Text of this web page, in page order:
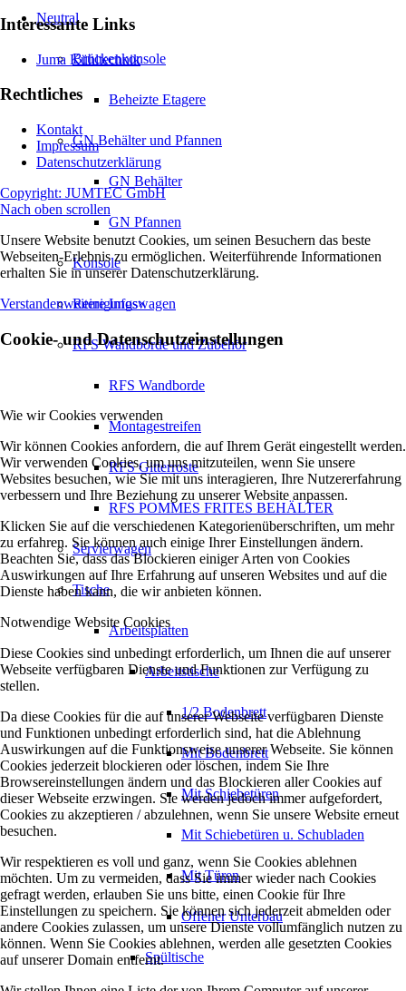
Neutral
Brückenkonsole
Beheizte Etagere
GN Behälter und Pfannen
GN Behälter
GN Pfannen
Konsole
Reinigungswagen
RFS Wandborde und Zubehör
RFS Wandborde
Montagestreifen
RFS Gitterroste
RFS POMMES FRITES BEHÄLTER
Servierwagen
Tische
Arbeitsplatten
Arbeitstische
1/2 Bodenbrett
Mit Bodenbrett
Mit Schiebetüren
Mit Schiebetüren u. Schubladen
Mit Türen
Offener Unterbau
Spültische
Interessante Links
Juma Kühltechnik
Rechtliches
Kontakt
Impressum
Datenschutzerklärung
Copyright: JUMTEC GmbH
Nach oben scrollen
Unsere Website benutzt Cookies, um seinen Besuchern das beste
Webseiten-Erlebnis zu ermöglichen. Weiterführende Informationen
erhalten Sie in unserer Datenschutzerklärung.
Verstandenweitere Infos×
Cookie- und Datenschutzeinstellungen
Wie wir Cookies verwenden
Wir können Cookies anfordern, die auf Ihrem Gerät eingestellt werden.
Wir verwenden Cookies, um uns mitzuteilen, wenn Sie unsere
Websites besuchen, wie Sie mit uns interagieren, Ihre Nutzererfahrung
verbessern und Ihre Beziehung zu unserer Website anpassen.
Klicken Sie auf die verschiedenen Kategorienüberschriften, um mehr
zu erfahren. Sie können auch einige Ihrer Einstellungen ändern.
Beachten Sie, dass das Blockieren einiger Arten von Cookies
Auswirkungen auf Ihre Erfahrung auf unseren Websites und auf die
Dienste haben kann, die wir anbieten können.
Notwendige Website Cookies
Diese Cookies sind unbedingt erforderlich, um Ihnen die auf unserer
Webseite verfügbaren Dienste und Funktionen zur Verfügung zu
stellen.
Da diese Cookies für die auf unserer Webseite verfügbaren Dienste
und Funktionen unbedingt erforderlich sind, hat die Ablehnung
Auswirkungen auf die Funktionsweise unserer Webseite. Sie können
Cookies jederzeit blockieren oder löschen, indem Sie Ihre
Browsereinstellungen ändern und das Blockieren aller Cookies auf
dieser Webseite erzwingen. Sie werden jedoch immer aufgefordert,
Cookies zu akzeptieren / abzulehnen, wenn Sie unsere Website erneut
besuchen.
Wir respektieren es voll und ganz, wenn Sie Cookies ablehnen
möchten. Um zu vermeiden, dass Sie immer wieder nach Cookies
gefragt werden, erlauben Sie uns bitte, einen Cookie für Ihre
Einstellungen zu speichern. Sie können sich jederzeit abmelden oder
andere Cookies zulassen, um unsere Dienste vollumfänglich nutzen zu
können. Wenn Sie Cookies ablehnen, werden alle gesetzten Cookies
auf unserer Domain entfernt.